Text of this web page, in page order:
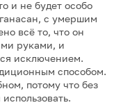
и не будет особо
с умершим
всё то, что он
руками, и
исключением.
способом.
потому что без